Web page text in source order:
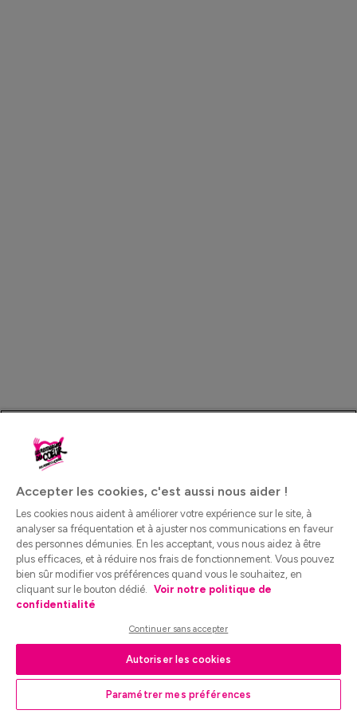
Accepter les cookies, c'est aussi nous aider !
Les cookies nous aident à améliorer votre expérience sur le site, à
analyser sa fréquentation et à ajuster nos communications en faveur
des personnes démunies. En les acceptant, vous nous aidez à être
plus efficaces, et à réduire nos frais de fonctionnement. Vous pouvez
bien sûr modifier vos préférences quand vous le souhaitez, en
cliquant sur le bouton dédié. Voir notre politique de
confidentialité
Continuer sans accepter
Autoriser les cookies
Paramétrer mes préférences